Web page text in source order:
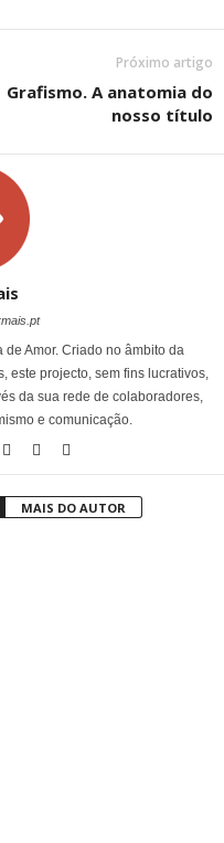
Próximo artigo
Grafismo. A anatomia do
nosso título
Amor. Criado no âmbito da
este projecto, sem fins lucrativos,
da sua rede de colaboradores,
e comunicação.
MAIS DO AUTOR